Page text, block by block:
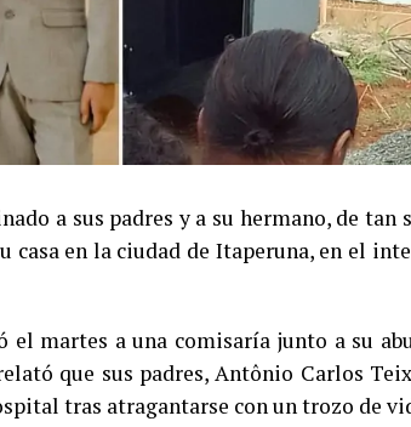
a sus padres y a su hermano, de
casa en la ciudad de Itaperuna, en el
el martes a una comisaría junto a su
que sus padres, Antônio Carlos
tras atragantarse con un trozo de